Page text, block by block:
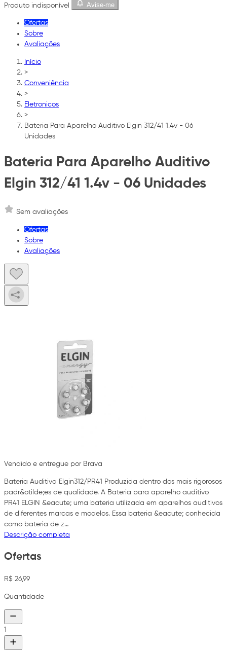
Produto indisponível
Avise-me
Ofertas
Sobre
Avaliações
Início
>
Conveniência
>
Eletronicos
>
Bateria Para Aparelho Auditivo Elgin 312/41 1.4v - 06
Unidades
Bateria Para Aparelho Auditivo
Elgin 312/41 1.4v - 06 Unidades
Sem avaliações
Ofertas
Sobre
Avaliações
Vendido e entregue por Brava
Bateria Auditiva Elgin312/PR41 Produzida dentro dos mais rigorosos
padr&otilde;es de qualidade. A Bateria para aparelho auditivo
PR41 ELGIN &eacute; uma bateria utilizada em aparelhos auditivos
de diferentes marcas e modelos. Essa bateria &eacute; conhecida
como bateria de z…
Descrição completa
Ofertas
R$ 26,99
Quantidade
1